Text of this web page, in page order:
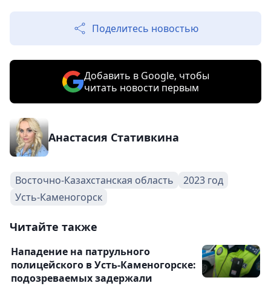
Поделитесь новостью
Добавить в Google, чтобы
читать новости первым
Анастасия Стативкина
Восточно-Казахстанская область
2023 год
Усть-Каменогорск
Читайте также
Нападение на патрульного
полицейского в Усть-Каменогорске:
подозреваемых задержали